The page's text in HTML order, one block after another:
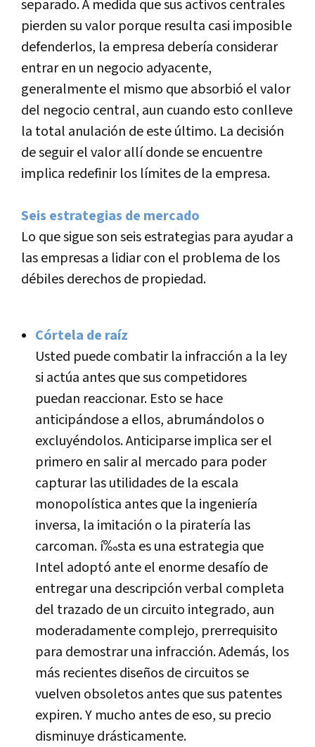
separado. A medida que sus activos centrales
pierden su valor porque resulta casi imposible
defenderlos, la empresa deberí­a considerar
entrar en un negocio adyacente,
generalmente el mismo que absorbió el valor
del negocio central, aun cuando esto conlleve
la total anulación de este último. La decisión
de seguir el valor allí­ donde se encuentre
implica redefinir los lí­mites de la empresa.
Seis estrategias de mercado
Lo que sigue son seis estrategias para ayudar a
las empresas a lidiar con el problema de los
débiles derechos de propiedad.
Córtela de raí­z
Usted puede combatir la infracción a la ley
si actúa antes que sus competidores
puedan reaccionar. Esto se hace
anticipándose a ellos, abrumándolos o
excluyéndolos. Anticiparse implica ser el
primero en salir al mercado para poder
capturar las utilidades de la escala
monopolí­stica antes que la ingenierí­a
inversa, la imitación o la piraterí­a las
carcoman. í‰sta es una estrategia que
Intel adoptó ante el enorme desafí­o de
entregar una descripción verbal completa
del trazado de un circuito integrado, aun
moderadamente complejo, prerrequisito
para demostrar una infracción. Además, los
más recientes diseños de circuitos se
vuelven obsoletos antes que sus patentes
expiren. Y mucho antes de eso, su precio
disminuye drásticamente.